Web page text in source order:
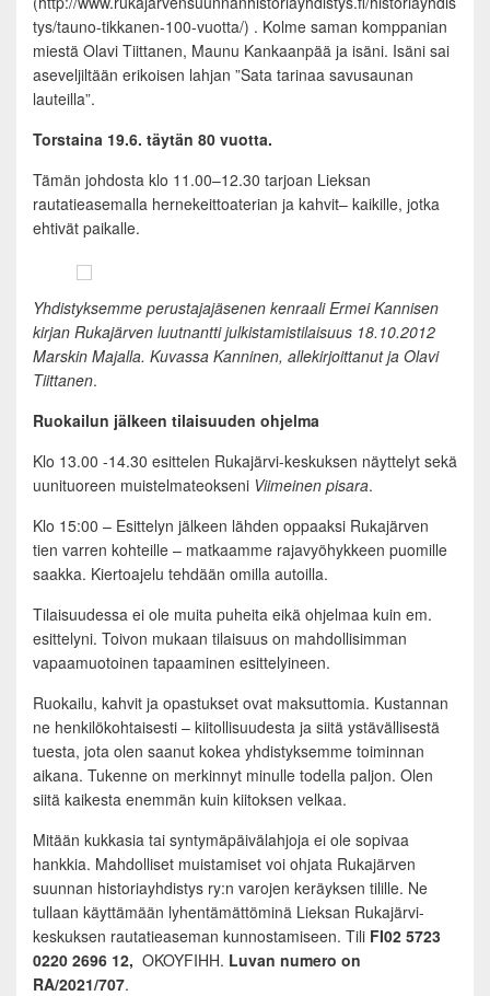
tys/tauno-tikkanen-100-vuotta/) . Kolme saman komppanian
miestä Olavi Tiittanen, Maunu Kankaanpää ja isäni. Isäni sai
aseveljiltään erikoisen lahjan ”Sata tarinaa savusaunan
lauteilla”.
Torstaina 19.6. täytän 80 vuotta.
Tämän johdosta klo 11.00–12.30 tarjoan Lieksan
rautatieasemalla hernekeittoaterian ja kahvit– kaikille, jotka
ehtivät paikalle.
Yhdistyksemme perustajajäsenen kenraali Ermei Kannisen
kirjan Rukajärven luutnantti julkistamistilaisuus 18.10.2012
Marskin Majalla. Kuvassa Kanninen, allekirjoittanut ja Olavi
Tiittanen.
Ruokailun jälkeen tilaisuuden ohjelma
Klo 13.00 -14.30 esittelen Rukajärvi-keskuksen näyttelyt sekä
uunituoreen muistelmateokseni Viimeinen pisara.
Klo 15:00 – Esittelyn jälkeen lähden oppaaksi Rukajärven
tien varren kohteille – matkaamme rajavyöhykkeen puomille
saakka. Kiertoajelu tehdään omilla autoilla.
Tilaisuudessa ei ole muita puheita eikä ohjelmaa kuin em.
esittelyni. Toivon mukaan tilaisuus on mahdollisimman
vapaamuotoinen tapaaminen esittelyineen.
Ruokailu, kahvit ja opastukset ovat maksuttomia. Kustannan
ne henkilökohtaisesti – kiitollisuudesta ja siitä ystävällisestä
tuesta, jota olen saanut kokea yhdistyksemme toiminnan
aikana. Tukenne on merkinnyt minulle todella paljon. Olen
siitä kaikesta enemmän kuin kiitoksen velkaa.
Mitään kukkasia tai syntymäpäivälahjoja ei ole sopivaa
hankkia. Mahdolliset muistamiset voi ohjata Rukajärven
suunnan historiayhdistys ry:n varojen keräyksen tilille. Ne
tullaan käyttämään lyhentämättöminä Lieksan Rukajärvi-
keskuksen rautatieaseman kunnostamiseen. Tili FI02 5723
0220 2696 12, OKOYFIHH. Luvan numero on
RA/2021/707.